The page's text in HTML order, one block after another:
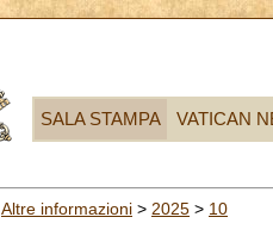
SALA STAMPA VATICAN
Altre informazioni > 2025 > 10